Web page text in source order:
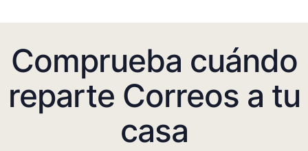
Comprueba cuándo
reparte Correos a tu
casa